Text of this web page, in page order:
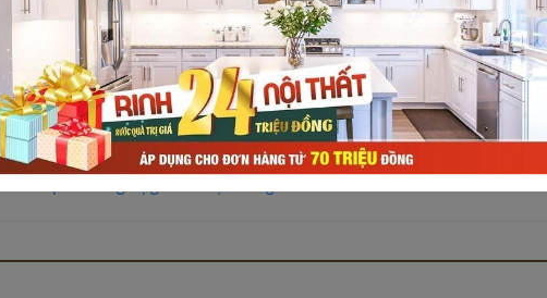
nhà, Bản vẽ thiết kế 3D trị giá 5
khi mua trọn bộ sản phẩm.
thưởng nhận ngàn quà tặng
quà khủng trị giá 24 triệu đồng